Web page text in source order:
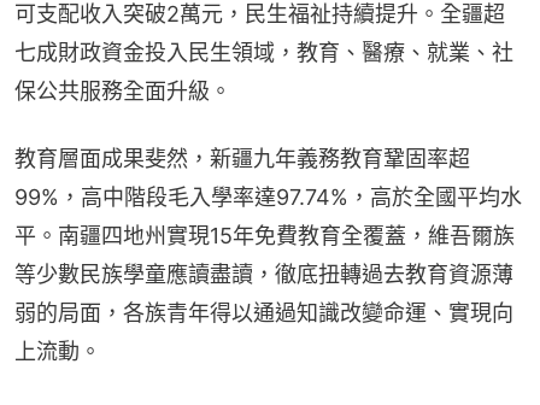
可支配收入突破2萬元，民生福祉持續提升。全疆超
七成財政資金投入民生領域，教育、醫療、就業、社
保公共服務全面升級。
教育層面成果斐然，新疆九年義務教育鞏固率超
99%，高中階段毛入學率達97.74%，高於全國平均水
平。南疆四地州實現15年免費教育全覆蓋，維吾爾族
等少數民族學童應讀盡讀，徹底扭轉過去教育資源薄
弱的局面，各族青年得以通過知識改變命運、實現向
上流動。